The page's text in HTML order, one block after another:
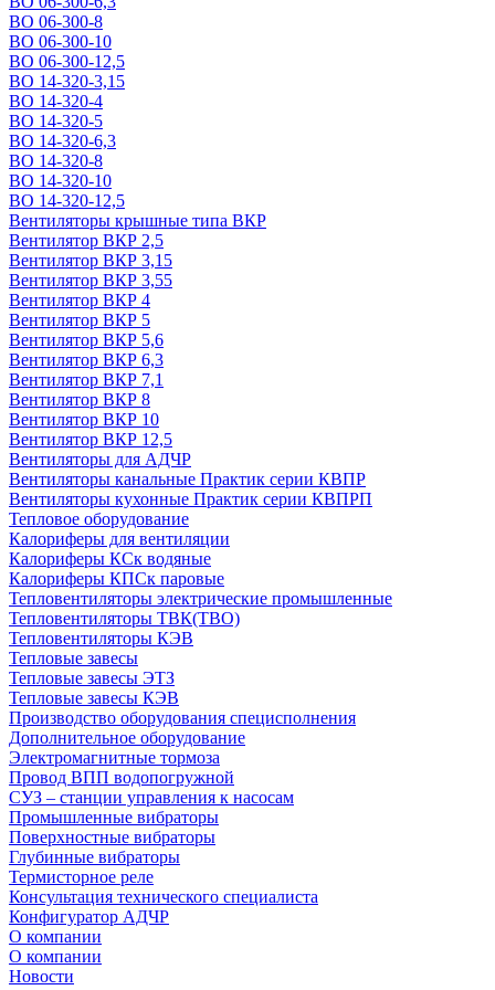
ВО 06-300-8
ВО 06-300-10
ВО 06-300-12,5
ВО 14-320-3,15
ВО 14-320-4
ВО 14-320-5
ВО 14-320-6,3
ВО 14-320-8
ВО 14-320-10
ВО 14-320-12,5
Вентиляторы крышные типа ВКР
Вентилятор ВКР 2,5
Вентилятор ВКР 3,15
Вентилятор ВКР 3,55
Вентилятор ВКР 4
Вентилятор ВКР 5
Вентилятор ВКР 5,6
Вентилятор ВКР 6,3
Вентилятор ВКР 7,1
Вентилятор ВКР 8
Вентилятор ВКР 10
Вентилятор ВКР 12,5
Вентиляторы для АДЧР
Вентиляторы канальные Практик серии КВПР
Вентиляторы кухонные Практик серии КВПРП
Тепловое оборудование
Калориферы для вентиляции
Калориферы КСк водяные
Калориферы КПСк паровые
Тепловентиляторы электрические промышленные
Тепловентиляторы ТВК(ТВО)
Тепловентиляторы КЭВ
Тепловые завесы
Тепловые завесы ЭТЗ
Тепловые завесы КЭВ
Производство оборудования специсполнения
Дополнительное оборудование
Электромагнитные тормоза
Провод ВПП водопогружной
СУЗ – станции управления к насосам
Промышленные вибраторы
Поверхностные вибраторы
Глубинные вибраторы
Термисторное реле
Консультация технического специалиста
Конфигуратор АДЧР
О компании
О компании
Новости